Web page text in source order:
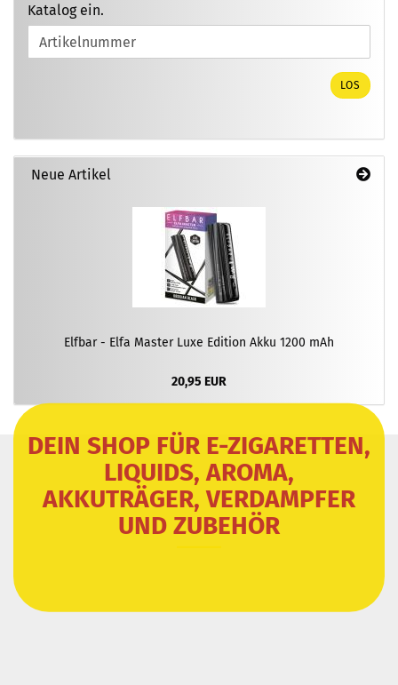
GEBEN
SIE
DIE
Katalog ein.
LOS
Neue Artikel
Elfbar - Elfa Master Luxe Edition Akku 1200 mAh
20,95 EUR
DEIN SHOP FÜR E-ZIGARETTEN,
LIQUIDS, AROMA,
AKKUTRÄGER, VERDAMPFER
UND ZUBEHÖR